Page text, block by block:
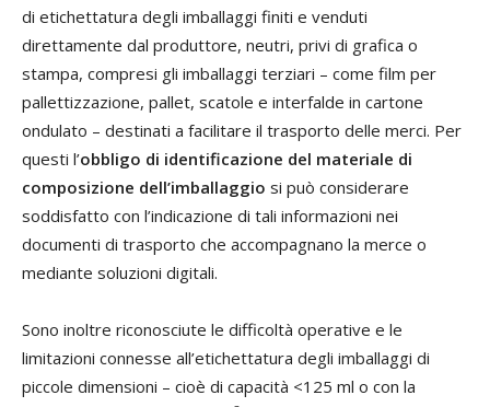
di etichettatura degli imballaggi finiti e venduti
direttamente dal produttore, neutri, privi di grafica o
stampa, compresi gli imballaggi terziari – come film per
pallettizzazione, pallet, scatole e interfalde in cartone
ondulato – destinati a facilitare il trasporto delle merci. Per
questi l’obbligo di identificazione del materiale di
composizione dell’imballaggio si può considerare
soddisfatto con l’indicazione di tali informazioni nei
documenti di trasporto che accompagnano la merce o
mediante soluzioni digitali.
Sono inoltre riconosciute le difficoltà operative e le
limitazioni connesse all’etichettatura degli imballaggi di
piccole dimensioni – cioè di capacità <125 ml o con la